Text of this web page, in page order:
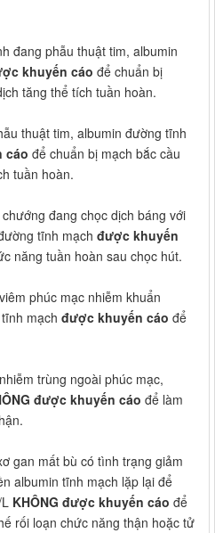
đang phẫu thuật tim, albumin
khuyến cáo để chuẩn bị
tăng thể tích tuần hoàn.
thuật tim, albumin đường tĩnh
cáo để chuẩn bị mạch bắc cầu
tuần hoàn.
đang chọc dịch báng với
tĩnh mạch được khuyến
năng tuần hoàn sau chọc hút.
phúc mạc nhiễm khuẩn
mạch được khuyến cáo để
trùng ngoài phúc mạc,
được khuyến cáo để làm
gan mất bù có tình trạng giảm
albumin tĩnh mạch lặp lại để
KHÔNG được khuyến cáo để
rối loạn chức năng thận hoặc tử